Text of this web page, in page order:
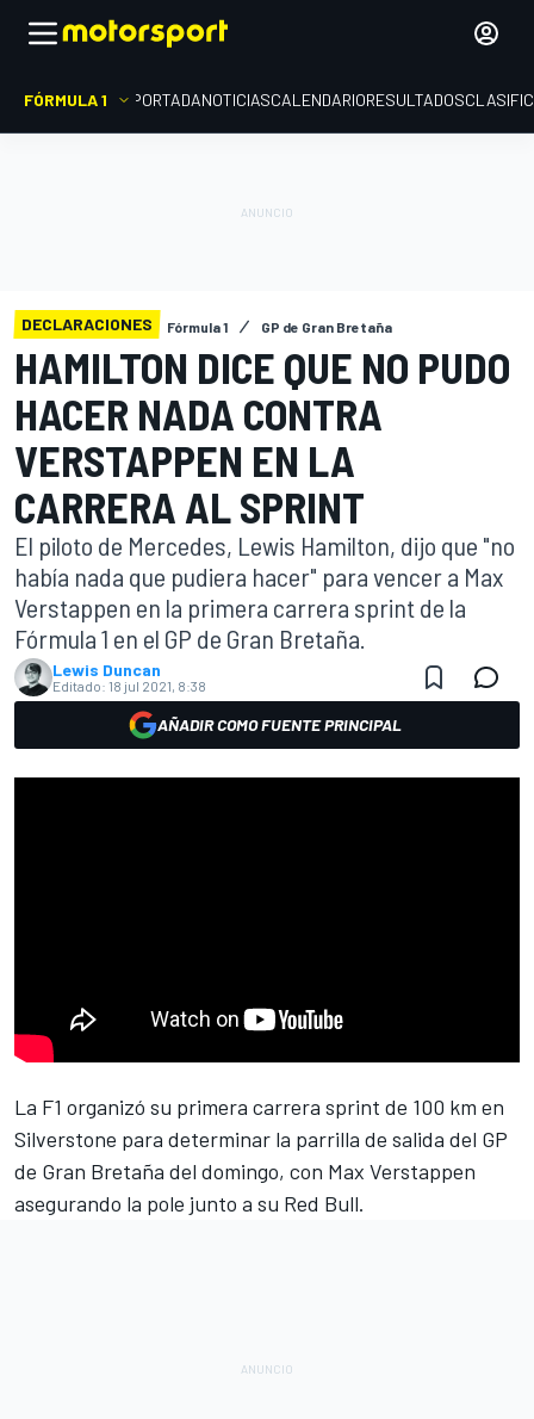
FÓRMULA 1 PORTADANOTICIASCALENDARIORESULTADOS
DECLARACIONES Fórmula 1 GP de Gran Bretaña
HAMILTON DICE QUE NO PUDO
HACER NADA CONTRA
VERSTAPPEN EN LA
CARRERA AL SPRINT
El piloto de Mercedes, Lewis Hamilton, dijo que "no
había nada que pudiera hacer" para vencer a Max
Verstappen en la primera carrera sprint de la
Fórmula 1 en el GP de Gran Bretaña.
Lewis Duncan
Editado: 18 jul 2021, 8:38
AÑADIR COMO FUENTE PRINCIPAL
La F1 organizó su primera carrera sprint de 100 km en
Silverstone para determinar la parrilla de salida del GP
de Gran Bretaña del domingo, con Max Verstappen
asegurando la pole junto a su Red Bull.